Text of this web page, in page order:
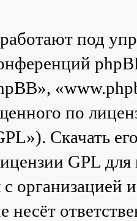
под
по
Скачать
GPL
с
несёт